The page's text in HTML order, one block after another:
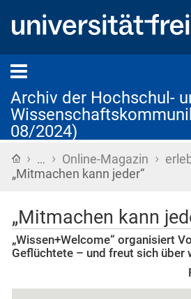
Archiv der Hochschul-
08/2024)
Startseite
› … › Online-Magazin ›
„Mitmachen kann jeder“
„Mitmachen kann
„Wissen+Welcome“ organisiert
Geflüchtete – und freut sich über